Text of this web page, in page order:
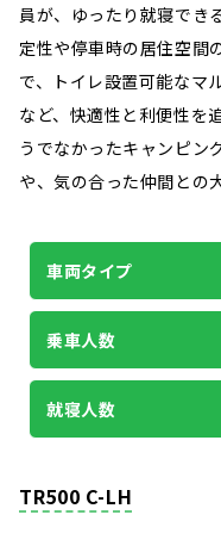
員が、ゆったり就寝でき
定性や停車時の居住空間
で、トイレ設置可能なマ
など、快適性と利便性を
うでなかったキャンピン
や、気の合った仲間との
車両タイプ
乗車人数
就寝人数
TR500 C-LH